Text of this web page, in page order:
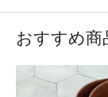
トした選りす
くわしくはこ
おすすめ商